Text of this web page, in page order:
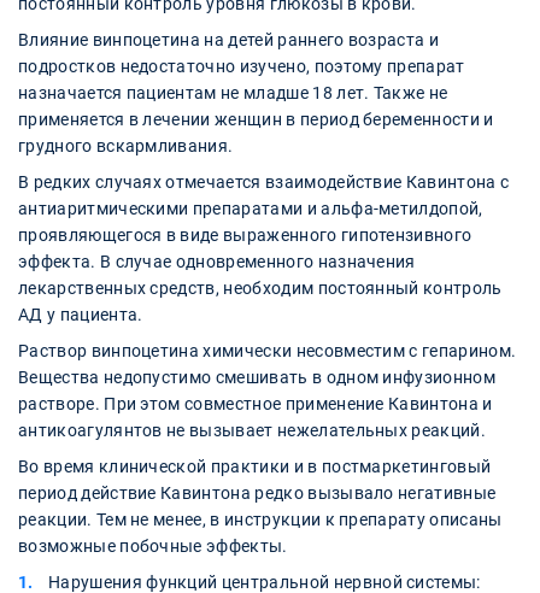
Влияние винпоцетина на детей раннего возраста и
подростков недостаточно изучено, поэтому препарат
назначается пациентам не младше 18 лет. Также не
применяется в лечении женщин в период беременности и
грудного вскармливания.
В редких случаях отмечается взаимодействие Кавинтона с
антиаритмическими препаратами и альфа-метилдопой,
проявляющегося в виде выраженного гипотензивного
эффекта. В случае одновременного назначения
лекарственных средств, необходим постоянный контроль
АД у пациента.
Раствор винпоцетина химически несовместим с гепарином.
Вещества недопустимо смешивать в одном инфузионном
растворе. При этом совместное применение Кавинтона и
антикоагулянтов не вызывает нежелательных реакций.
Во время клинической практики и в постмаркетинговый
период действие Кавинтона редко вызывало негативные
реакции. Тем не менее, в инструкции к препарату описаны
возможные побочные эффекты.
Нарушения функций центральной нервной системы: